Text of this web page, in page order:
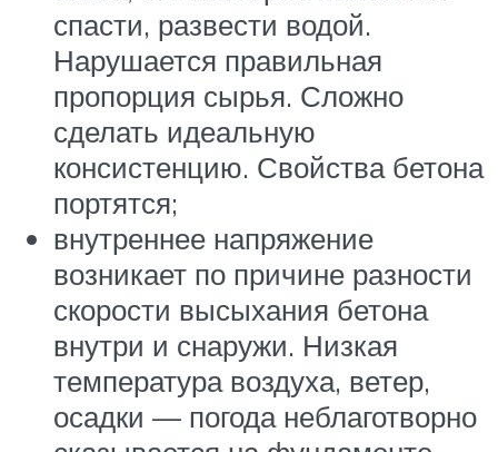
спасти, развести водой.
Нарушается правильная
пропорция сырья. Сложно
сделать идеальную
консистенцию. Свойства бетона
портятся;
внутреннее напряжение
возникает по причине разности
скорости высыхания бетона
внутри и снаружи. Низкая
температура воздуха, ветер,
осадки — погода неблаготворно